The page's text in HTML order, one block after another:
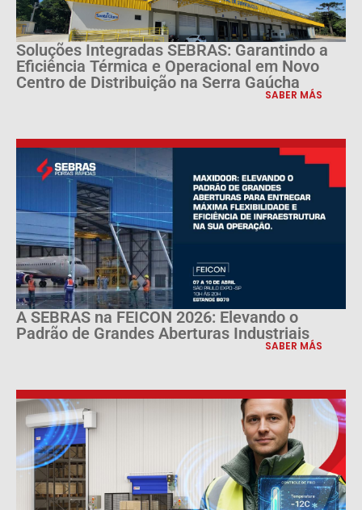
Soluções Integradas SEBRAS: Garantindo a
Eficiência Térmica e Operacional em Novo
Centro de Distribuição na Serra Gaúcha
SABER MÁS
A SEBRAS na FEICON 2026: Elevando o
Padrão de Grandes Aberturas Industriais
SABER MÁS